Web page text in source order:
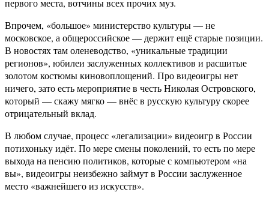
первого места, вотчины всех прочих муз.
Впрочем, «большое» министерство культуры — не
московское, а общероссийское — держит ещё старые позиции.
В новостях там оленеводство, «уникальные традиции
регионов», юбилеи заслуженных коллективов и расшитые
золотом костюмы киновоплощений. Про видеоигры нет
ничего, зато есть мероприятие в честь Николая Островского,
который — скажу мягко — внёс в русскую культуру скорее
отрицательный вклад.
В любом случае, процесс «легализации» видеоигр в России
потихоньку идёт. По мере смены поколений, то есть по мере
выхода на пенсию политиков, которые с компьютером «на
вы», видеоигры неизбежно займут в России заслуженное
место «важнейшего из искусств».